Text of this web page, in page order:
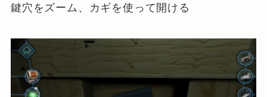
鍵穴をズーム、カギを使って開ける